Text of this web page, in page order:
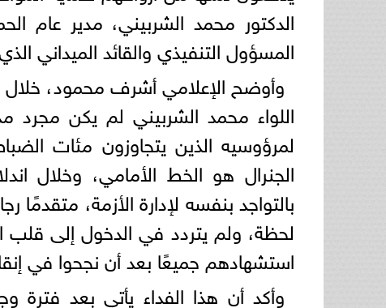
الدكتور محمد الشربيني، مدير عام
المسؤول التنفيذي والقائد
وأوضح الإعلامي أشرف محمود، خلال
اللواء محمد الشربيني لم يكن مجرد
لمرؤوسيه الذين يتجاوزون مئات
الجنرال هو الخط الأمامي، وخلال
بالتواجد بنفسه لإدارة الأزمة،
لحظة، ولم يتردد في الدخول إلى
استشهادهم جميعًا بعد أن نجحوا في إنقاذ
وأكد أن هذا الفداء يأتي بعد فترة